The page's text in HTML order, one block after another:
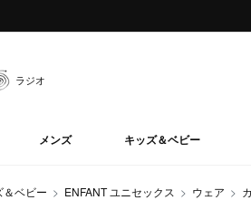
ラジオ
メンズ キッズ＆ベビー
＆ベビー ENFANT ユニセックス ウェア